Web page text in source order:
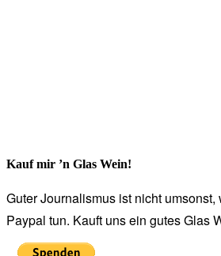
Kauf mir ’n Glas Wein!
Guter Journalismus ist nicht
Paypal tun. Kauft uns ein gutes Glas